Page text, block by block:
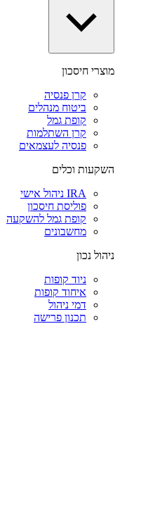
מוצרי חיסכון
קרן פנסיה
ביטוח מנהלים
קופת גמל
קרן השתלמות
פנסיה לעצמאים
השקעות וכלים
IRA ניהול אישי
פוליסת חיסכון
קופת גמל להשקעה
מחשבונים
ניהול נכון
ניוד קופות
איחוד קופות
דמי ניהול
תכנון פרישה